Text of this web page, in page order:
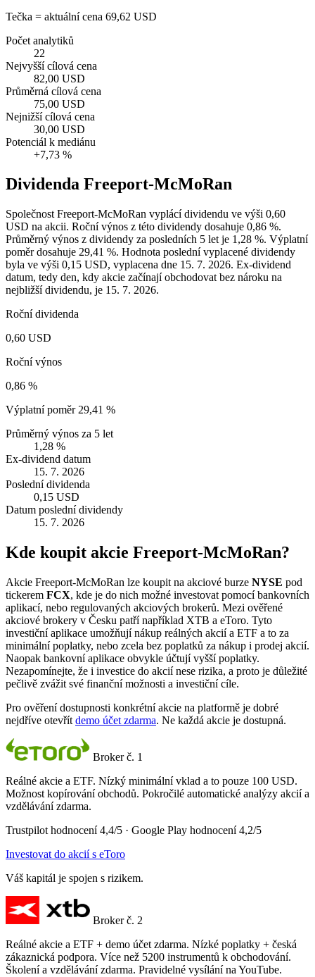
Tečka = aktuální cena 69,62 USD
Počet analytiků
22
Nejvyšší cílová cena
82,00 USD
Průměrná cílová cena
75,00 USD
Nejnižší cílová cena
30,00 USD
Potenciál k mediánu
+7,73 %
Dividenda Freeport-McMoRan
Společnost Freeport-McMoRan vyplácí dividendu ve výši 0,60
USD na akcii. Roční výnos z této dividendy dosahuje 0,86 %.
Průměrný výnos z dividendy za posledních 5 let je 1,28 %. Výplatní
poměr dosahuje 29,41 %. Hodnota poslední vyplacené dividendy
byla ve výši 0,15 USD, vyplacena dne 15. 7. 2026. Ex-dividend
datum, tedy den, kdy akcie začínají obchodovat bez nároku na
nejbližší dividendu, je 15. 7. 2026.
Roční dividenda
0,60 USD
Roční výnos
0,86 %
Výplatní poměr 29,41 %
Průměrný výnos za 5 let
1,28 %
Ex-dividend datum
15. 7. 2026
Poslední dividenda
0,15 USD
Datum poslední dividendy
15. 7. 2026
Kde koupit akcie Freeport-McMoRan?
Akcie Freeport-McMoRan lze koupit na akciové burze NYSE pod
tickerem FCX, kde je do nich možné investovat pomocí bankovních
aplikací, nebo regulovaných akciových brokerů. Mezi ověřené
akciové brokery v Česku patří například XTB a eToro. Tyto
investiční aplikace umožňují nákup reálných akcií a ETF a to za
minimální poplatky, nebo zcela bez poplatků za nákup i prodej akcií.
Naopak bankovní aplikace obvykle účtují vyšší poplatky.
Nezapomínejte, že i investice do akcií nese rizika, a proto je důležité
pečlivě zvážit své finanční možnosti a investiční cíle.
Pro ověření dostupnosti konkrétní akcie na platformě je dobré
nejdříve otevřít demo účet zdarma. Ne každá akcie je dostupná.
Broker č. 1
Reálné akcie a ETF. Nízký minimální vklad a to pouze 100 USD.
Možnost kopírování obchodů. Pokročilé automatické analýzy akcií a
vzdělávání zdarma.
Trustpilot hodnocení 4,4/5 · Google Play hodnocení 4,2/5
Investovat do akcií s eToro
Váš kapitál je spojen s rizikem.
Broker č. 2
Reálné akcie a ETF + demo účet zdarma. Nízké poplatky + česká
zákaznická podpora. Více než 5200 instrumentů k obchodování.
Školení a vzdělávání zdarma. Pravidelné vysílání na YouTube.